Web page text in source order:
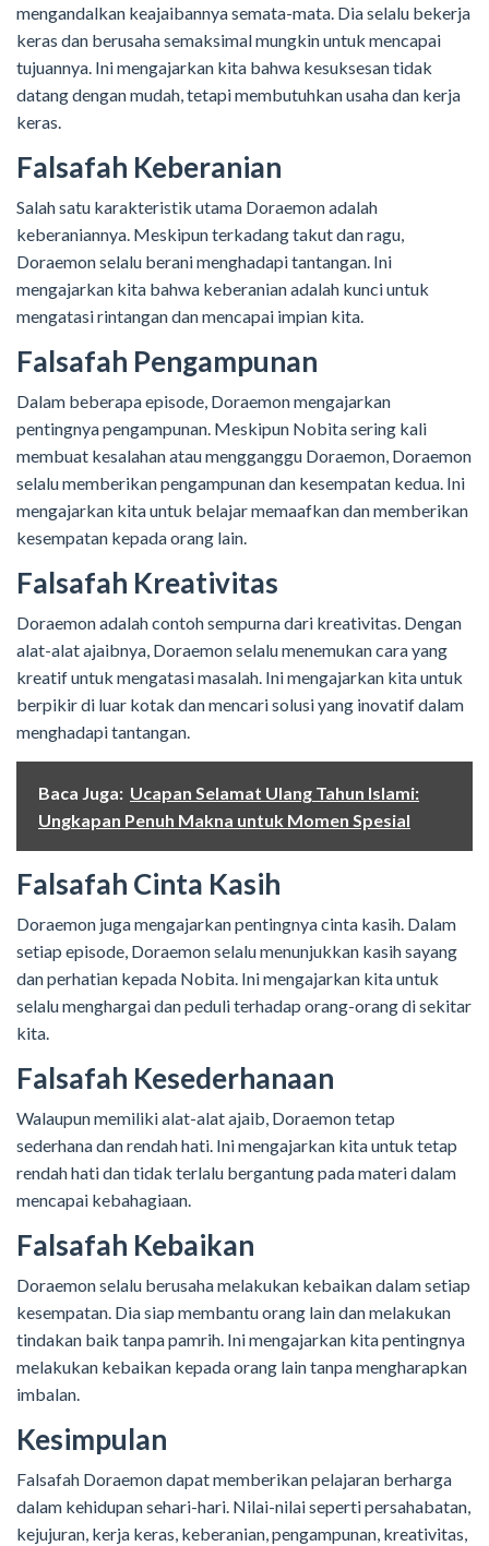
mengandalkan keajaibannya semata-mata. Dia selalu bekerja
keras dan berusaha semaksimal mungkin untuk mencapai
tujuannya. Ini mengajarkan kita bahwa kesuksesan tidak
datang dengan mudah, tetapi membutuhkan usaha dan kerja
keras.
Falsafah Keberanian
Salah satu karakteristik utama Doraemon adalah
keberaniannya. Meskipun terkadang takut dan ragu,
Doraemon selalu berani menghadapi tantangan. Ini
mengajarkan kita bahwa keberanian adalah kunci untuk
mengatasi rintangan dan mencapai impian kita.
Falsafah Pengampunan
Dalam beberapa episode, Doraemon mengajarkan
pentingnya pengampunan. Meskipun Nobita sering kali
membuat kesalahan atau mengganggu Doraemon, Doraemon
selalu memberikan pengampunan dan kesempatan kedua. Ini
mengajarkan kita untuk belajar memaafkan dan memberikan
kesempatan kepada orang lain.
Falsafah Kreativitas
Doraemon adalah contoh sempurna dari kreativitas. Dengan
alat-alat ajaibnya, Doraemon selalu menemukan cara yang
kreatif untuk mengatasi masalah. Ini mengajarkan kita untuk
berpikir di luar kotak dan mencari solusi yang inovatif dalam
menghadapi tantangan.
Baca Juga: Ucapan Selamat Ulang Tahun Islami:
Ungkapan Penuh Makna untuk Momen Spesial
Falsafah Cinta Kasih
Doraemon juga mengajarkan pentingnya cinta kasih. Dalam
setiap episode, Doraemon selalu menunjukkan kasih sayang
dan perhatian kepada Nobita. Ini mengajarkan kita untuk
selalu menghargai dan peduli terhadap orang-orang di sekitar
kita.
Falsafah Kesederhanaan
Walaupun memiliki alat-alat ajaib, Doraemon tetap
sederhana dan rendah hati. Ini mengajarkan kita untuk tetap
rendah hati dan tidak terlalu bergantung pada materi dalam
mencapai kebahagiaan.
Falsafah Kebaikan
Doraemon selalu berusaha melakukan kebaikan dalam setiap
kesempatan. Dia siap membantu orang lain dan melakukan
tindakan baik tanpa pamrih. Ini mengajarkan kita pentingnya
melakukan kebaikan kepada orang lain tanpa mengharapkan
imbalan.
Kesimpulan
Falsafah Doraemon dapat memberikan pelajaran berharga
dalam kehidupan sehari-hari. Nilai-nilai seperti persahabatan,
kejujuran, kerja keras, keberanian, pengampunan, kreativitas,